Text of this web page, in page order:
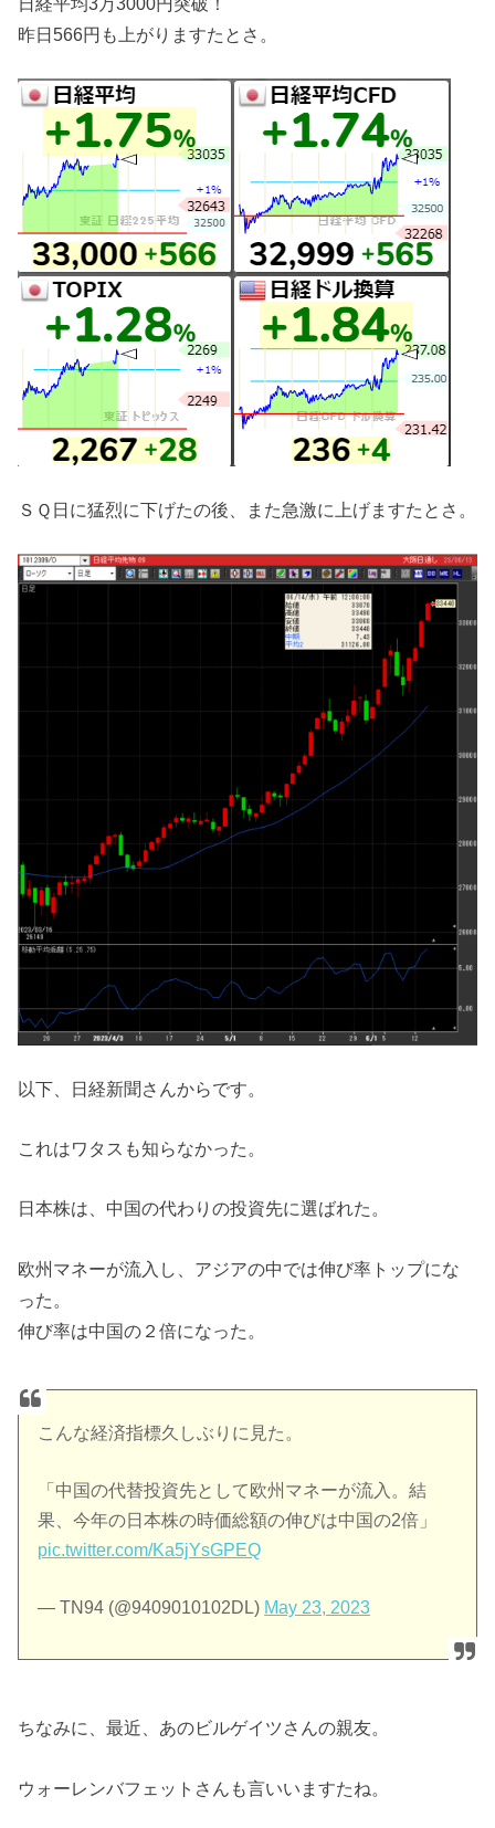
昨日566円も上がりますたとさ。
ＳＱ日に猛烈に下げたの後、また急激に上げますたとさ。
以下、日経新聞さんからです。
これはワタスも知らなかった。
日本株は、中国の代わりの投資先に選ばれた。
欧州マネーが流入し、アジアの中では伸び率トップにな
った。
伸び率は中国の２倍になった。
こんな経済指標久しぶりに見た。
「中国の代替投資先として欧州マネーが流入。結
果、今年の日本株の時価総額の伸びは中国の2倍」
pic.twitter.com/Ka5jYsGPEQ
— TN94 (@9409010102DL) May 23, 2023
ちなみに、最近、あのビルゲイツさんの親友。
ウォーレンバフェットさんも言いいますたね。